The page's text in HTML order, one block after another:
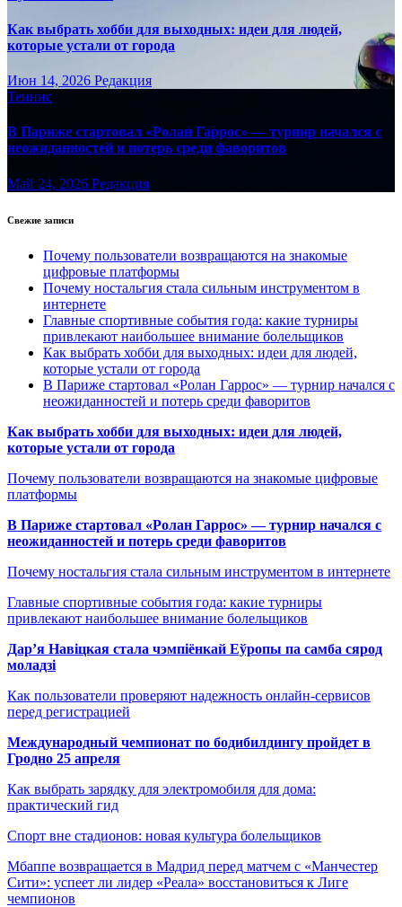
Как выбрать хобби для выходных: идеи для людей,
которые устали от города
Июн 14, 2026 Редакция
Теннис
В Париже стартовал «Ролан Гаррос» — турнир начался с
неожиданностей и потерь среди фаворитов
Май 24, 2026 Редакция
Свежие записи
Почему пользователи возвращаются на знакомые
цифровые платформы
Почему ностальгия стала сильным инструментом в
интернете
Главные спортивные события года: какие турниры
привлекают наибольшее внимание болельщиков
Как выбрать хобби для выходных: идеи для людей,
которые устали от города
В Париже стартовал «Ролан Гаррос» — турнир начался с
неожиданностей и потерь среди фаворитов
Как выбрать хобби для выходных: идеи для людей,
которые устали от города
Почему пользователи возвращаются на знакомые цифровые
платформы
В Париже стартовал «Ролан Гаррос» — турнир начался с
неожиданностей и потерь среди фаворитов
Почему ностальгия стала сильным инструментом в интернете
Главные спортивные события года: какие турниры
привлекают наибольшее внимание болельщиков
Дар’я Навіцкая стала чэмпіёнкай Еўропы па самба сярод
моладзі
Как пользователи проверяют надежность онлайн-сервисов
перед регистрацией
Международный чемпионат по бодибилдингу пройдет в
Гродно 25 апреля
Как выбрать зарядку для электромобиля для дома:
практический гид
Спорт вне стадионов: новая культура болельщиков
Мбаппе возвращается в Мадрид перед матчем с «Манчестер
Сити»: успеет ли лидер «Реала» восстановиться к Лиге
чемпионов